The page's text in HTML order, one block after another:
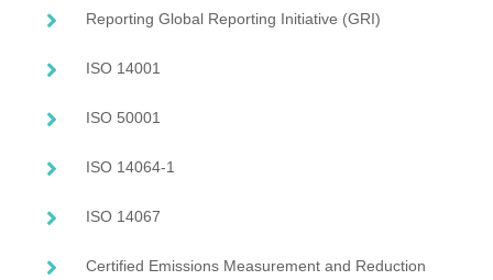
Reporting Global Reporting Initiative (GRI)
ISO 14001
ISO 50001
ISO 14064-1
ISO 14067
Certified Emissions Measurement and Reduction